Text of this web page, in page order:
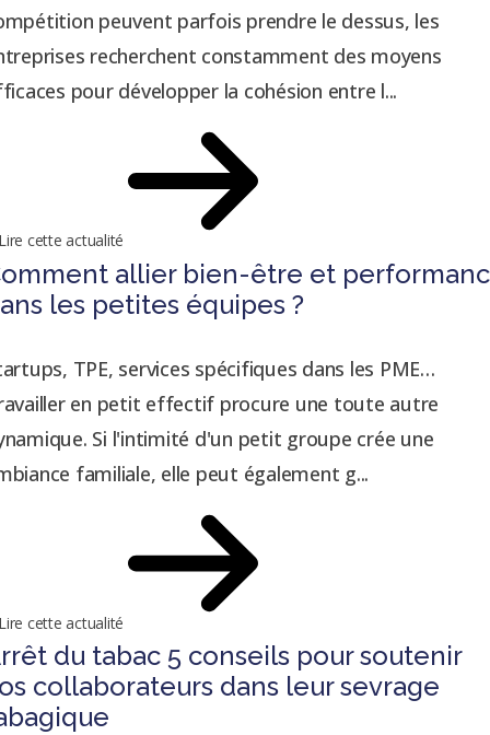
peuvent parfois prendre le dessus, les
recherchent constamment des moyens
pour développer la cohésion entre l...
cette actualité
allier bien-être et
les petites équipes ?
TPE, services spécifiques dans les PME…
en petit effectif procure une toute autre
Si l'intimité d'un petit groupe crée une
familiale, elle peut également g...
cette actualité
du tabac 5 conseils pour soutenir
collaborateurs dans leur sevrage